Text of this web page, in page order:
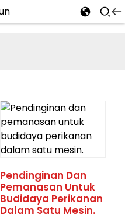
Pendinginan Dan
Pemanasan Untuk
Budidaya Perikanan
Dalam Satu Mesin.